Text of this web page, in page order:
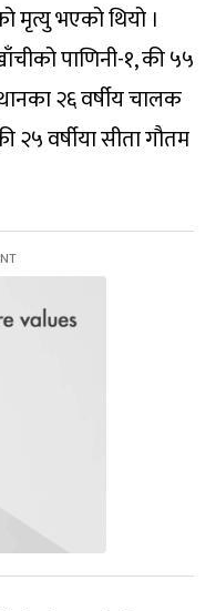
मृत्यु भएको थियो ।
पाणिनी-१, की ५५
२६ वर्षीय चालक
वर्षीया सीता गौतम